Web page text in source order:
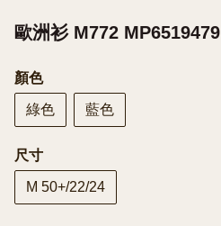
歐洲衫 M772 MP6519479
顏色
綠色 藍色
尺寸
M 50+/22/24